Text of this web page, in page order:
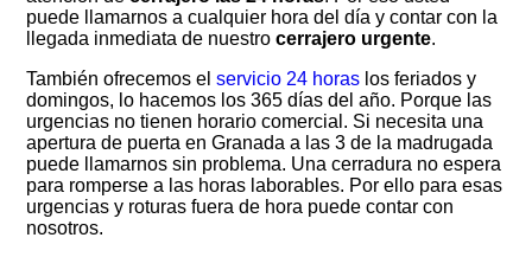
puede llamarnos a cualquier hora del día y contar con la
llegada inmediata de nuestrocerrajero urgente.
También ofrecemos elservicio 24 horas los feriados y
domingos, lo hacemos los 365 días del año. Porque las
urgencias no tienen horario comercial. Si necesita una
apertura de puerta en Granada a las 3 de la madrugada
puede llamarnos sin problema. Una cerradura no espera
para romperse a las horas laborables. Por ello para esas
urgencias y roturas fuera de hora puede contar con
nosotros.